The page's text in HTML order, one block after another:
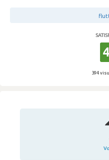
394